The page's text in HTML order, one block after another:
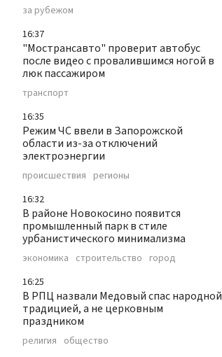
за рубежом
16:37
"Мострансавто" проверит автобус
после видео с провалившимся ногой в
люк пассажиром
транспорт
16:35
Режим ЧС ввели в Запорожской
области из-за отключений
электроэнергии
происшествия регионы
16:32
В районе Новокосино появится
промышленный парк в стиле
урбанистического минимализма
экономика строительство город
16:25
В РПЦ назвали Медовый спас народной
традицией, а не церковным
праздником
религия общество